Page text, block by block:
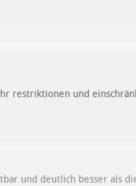
restriktionen und
und deutlich besser als